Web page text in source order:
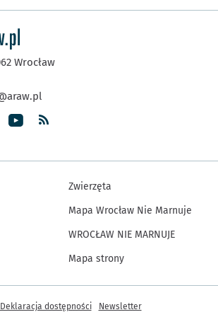
Wrocław
Zwierzęta
Mapa Wrocław Nie Marnuje
WROCŁAW NIE MARNUJE
Mapa strony
Deklaracja dostępności Newsletter